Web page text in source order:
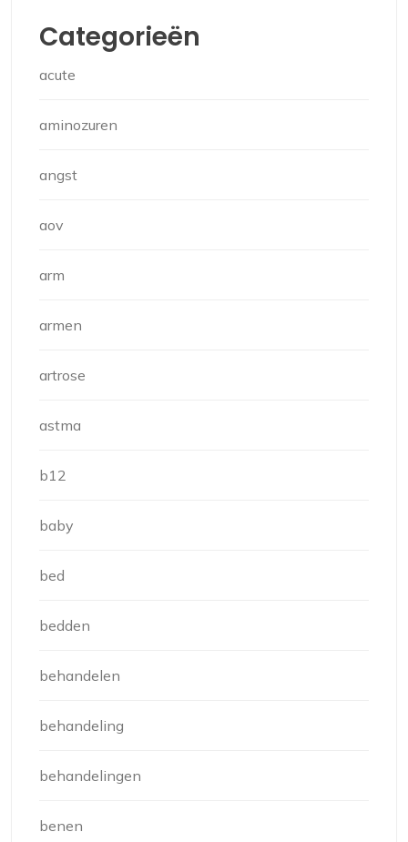
Categorieën
acute
aminozuren
angst
aov
arm
armen
artrose
astma
b12
baby
bed
bedden
behandelen
behandeling
behandelingen
benen